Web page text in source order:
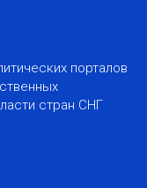
порталов
стран СНГ